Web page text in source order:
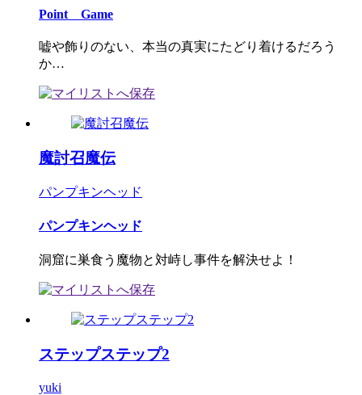
Point Game
嘘や飾りのない、本当の真実にたどり着けるだろう
か…
魔討召魔伝
パンプキンヘッド
パンプキンヘッド
洞窟に巣食う魔物と対峙し事件を解決せよ！
ステップステップ2
yuki